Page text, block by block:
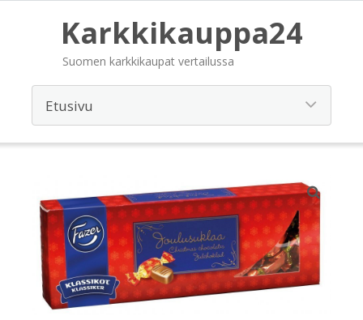
Karkkikauppa24
Suomen karkkikaupat vertailussa